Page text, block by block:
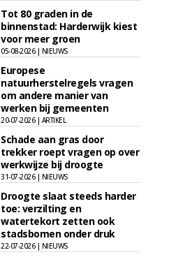
Tot 80 graden in de
binnenstad: Harderwijk kiest
voor meer groen
05-08-2026 | NIEUWS
Europese
natuurherstelregels vragen
om andere manier van
werken bij gemeenten
20-07-2026 | ARTIKEL
Schade aan gras door
trekker roept vragen op over
werkwijze bij droogte
31-07-2026 | NIEUWS
Droogte slaat steeds harder
toe: verzilting en
watertekort zetten ook
stadsbomen onder druk
22-07-2026 | NIEUWS